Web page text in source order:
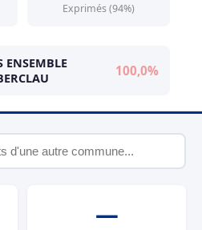
Exprimés (94%)
ENSEMBLE
100,0%
—